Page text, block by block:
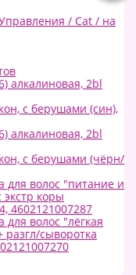
/ Cat / на
алкалиновая, 2bl
с берушами (син),
алкалиновая, 2bl
с берушами (чёрн/
для волос "питание и
коры
4602121007287
для волос "лёгкая
разгл/сыворотка